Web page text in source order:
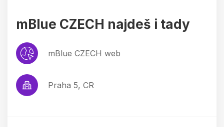
mBlue CZECH najdeš i tady
mBlue CZECH web
Praha 5, CR